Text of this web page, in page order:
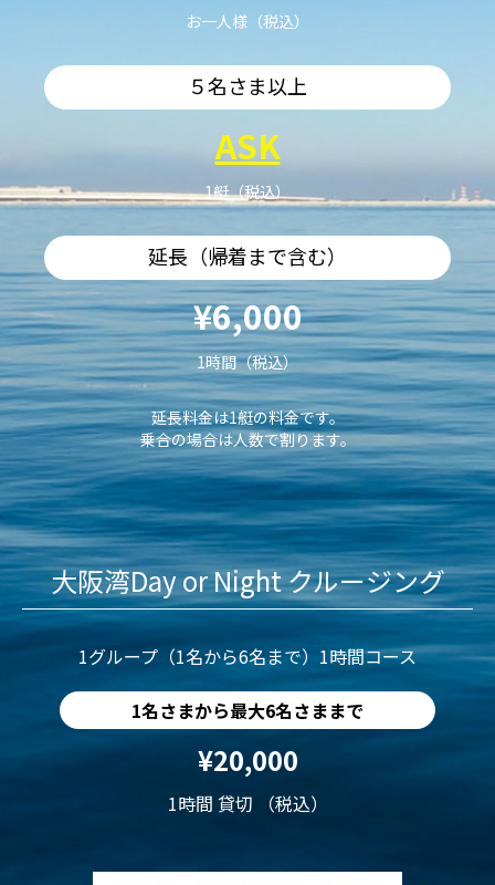
お一人様（税込）
５名さま以上
ASK
1艇（税込）
延長（帰着まで含む）
¥6,000
1時間（税込）
延長料金は1艇の料金です。
乗合の場合は人数で割ります。
大阪湾Day or Night クルージング
1グループ（1名から6名まで）1時間コース
1名さまから最大6名さままで
¥20,000
1時間 貸切 （税込）